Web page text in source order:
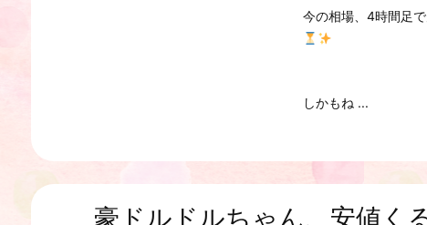
今の相場、4時間足
しかもね ...
豪ドルドルちゃん、安値く